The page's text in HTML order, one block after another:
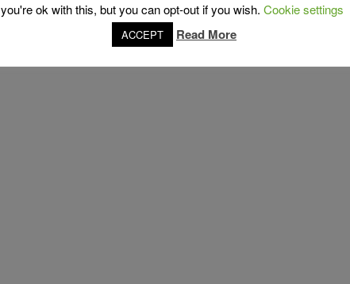
you're ok with this, but you can opt-out if you wish. Cookie settings
ACCEPT Read More